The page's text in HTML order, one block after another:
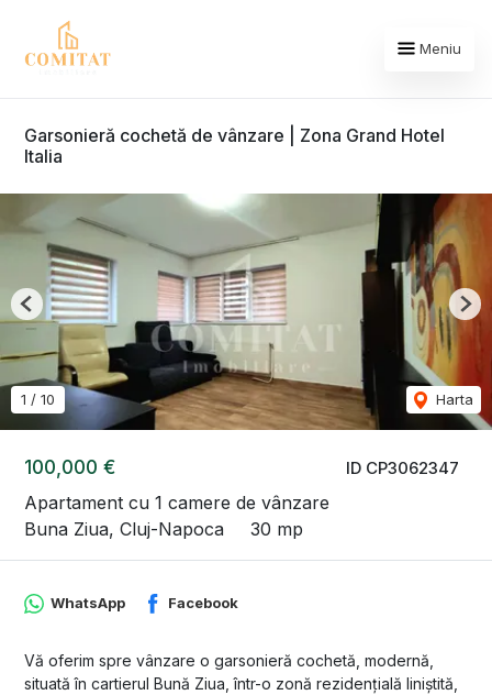
Meniu
Garsonieră cochetă de vânzare | Zona Grand Hotel
Italia
ID CP3062347
100,000 €
Apartament cu 1 camere de vânzare
Buna Ziua, Cluj-Napoca
30 mp
1 / 10 Harta
Previous
WhatsApp Facebook
Vă oferim spre vânzare o garsonieră cochetă, modernă,
situată în cartierul Bună Ziua, într-o zonă rezidențială liniștită,